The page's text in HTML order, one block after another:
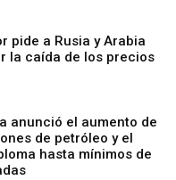
pide a Rusia y Arabia
la caída de los precios
anunció el aumento de
de petróleo y el
hasta mínimos de